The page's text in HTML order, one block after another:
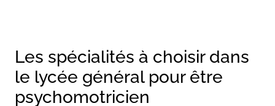
Les spécialités à choisir dans
le lycée général pour être
psychomotricien